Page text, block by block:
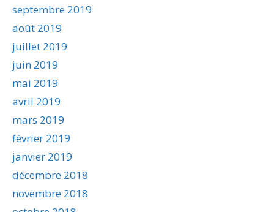
septembre 2019
août 2019
juillet 2019
juin 2019
mai 2019
avril 2019
mars 2019
février 2019
janvier 2019
décembre 2018
novembre 2018